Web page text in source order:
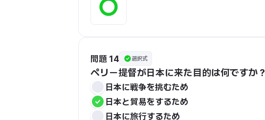
問題 14 選択式
ペリー提督が日本に来た目的は何ですか？
日本に戦争を挑むため
日本と貿易をするため
日本に旅行するため